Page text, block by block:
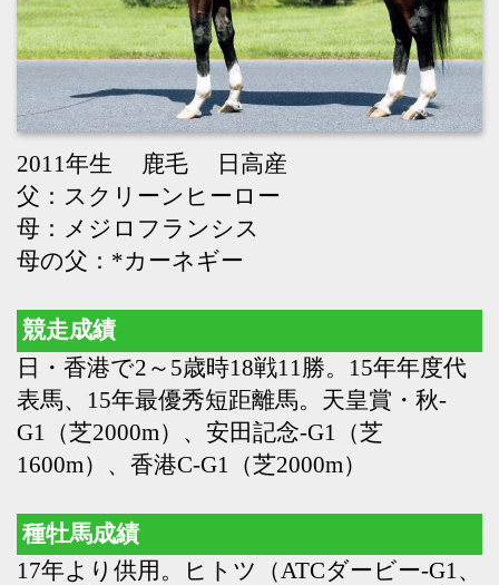
父：スクリーンヒーロー
母：メジロフランシス
母の父：*カーネギー
競走成績
日・香港で2～5歳時18戦11勝。15年年度代
表馬、15年最優秀短距離馬。天皇賞・秋-
G1（芝2000m）、安田記念-G1（芝
1600m）、香港C-G1（芝2000m）
種牡馬成績
17年より供用。ヒトツ（ATCダービー-G1、
（BRCドゥームベン10,000-G1）、コズミッ
ククルセイダー（WATCノーザリーS-
G1）、ジャックドール（大阪杯-G1）、ピ
クシーナイト（スプリンターズS-G1）、ア
ドマイヤズーム（朝日杯フューチュリティ
S-G1）、ジェラルディーナ（エリザベス女
王杯-G1）、ダノンマッキンリー（スワン
G2）、マテンロウスカイ（中山記念-
G2）、ディヴィーナ（府中牝馬S-G2）、シ
ゲルピンクルビー（フィリーズレビュー-
G2）、シュトラウス（東京スポーツ杯2歳